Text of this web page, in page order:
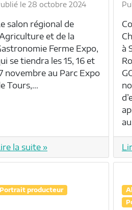
le 28 octobre 2024
salon régional de
et de la
Ferme Expo,
se tiendra les 15, 16 et
novembre au Parc Expo
Tours,…
la suite »
à
Portrait producteur